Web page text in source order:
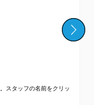
不動産の購入を考えた際